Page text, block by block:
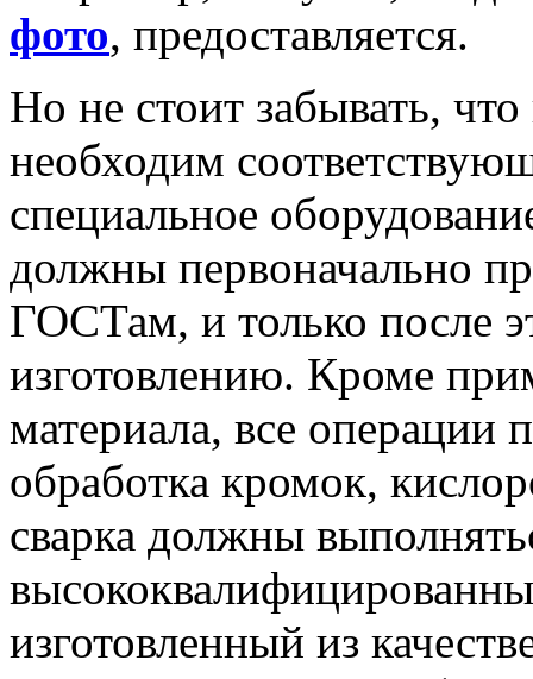
фото, предоставляется.
Но не стоит забывать,
необходим
специальное
должны первоначально
ГОСТам, и только после
изготовлению. Кроме
материала, все операции
обработка кромок,
сварка должны
изготовленный из